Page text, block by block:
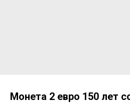
Монета 2 евро 150 лет